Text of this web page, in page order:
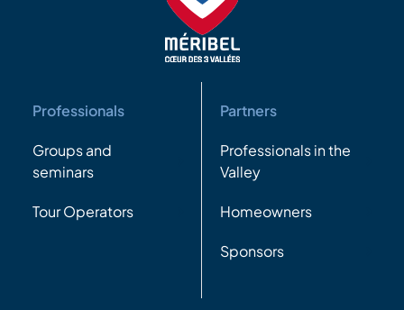
Professionals
Groups and
seminars
Tour Operators
Partners
Professionals in the
Valley
Homeowners
Sponsors